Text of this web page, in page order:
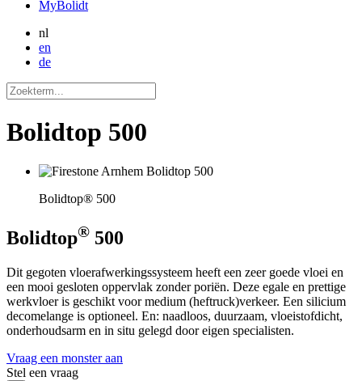
MyBolidt
nl
en
de
Bolidtop 500
Bolidtop® 500
Bolidtop® 500
Dit gegoten vloerafwerkingssysteem heeft een zeer goede vloei en
een mooi gesloten oppervlak zonder poriën. Deze egale en prettige
werkvloer is geschikt voor medium (heftruck)verkeer. Een silicium
decomelange is optioneel. En: naadloos, duurzaam, vloeistofdicht,
onderhoudsarm en in situ gelegd door eigen specialisten.
Vraag een monster aan
Stel een vraag